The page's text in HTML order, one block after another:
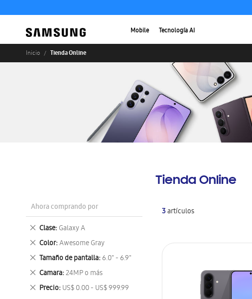
Mobile Tecnología AI
Inicio Tienda Online
Tienda Online
3artículos
Ahora comprando por
Clase Galaxy A
Eliminar
este
artículo
Color Awesome Gray
Eliminar
este
artículo
Tamaño de pantalla 6.0" - 6.9"
Eliminar
este
artículo
Camara 24MP o más
Eliminar
este
artículo
Precio US$ 0.00 - US$ 999.99
Eliminar